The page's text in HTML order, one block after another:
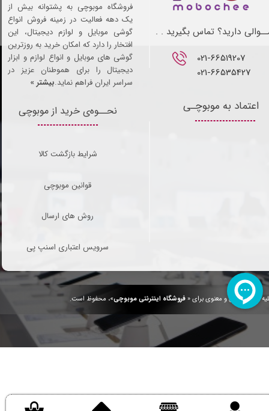
حقوق مادی و معنوی برای «فروشگاه اینترنتی موبوچی»، محفوظ است.
021-66519207​​​​​​​
021-66535427
دارید؟ تماس بگیرید . .
نحــوه‌ی خرید از موبوچی
شرایط بازگشت کالا
قوانین موبوچی
روش های ارسال
سرویس اعتباری اسنپ پی
اعتماد به موبوچـی
فروشگاه موبوچی به پشتوانه بیش از
یک دهه فعالیت در زمینه فروش انواع
گوشی موبایل و لوازم دیجیتال، این
افتخار را دارد که امکان خرید به روزترین
گوشی های موبایل و انواع لوازم و ابزار
دیجیتال را برای هموطنان عزیز در
سراسر ایران فراهم نماید.بیشتر »